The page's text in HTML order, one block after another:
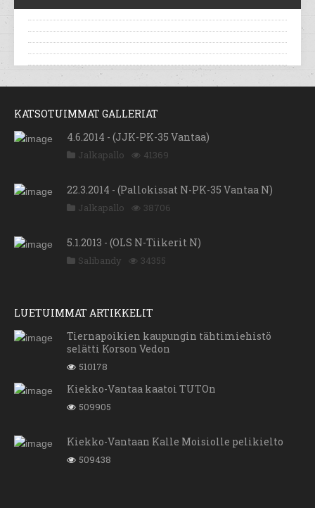
KATSOTUIMMAT GALLERIAT
4.6.2014 - (JJK-PK-35 Vantaa)
Jalkapallo 41369
22.3.2014 - (Pallokissat N-PK-35 Vantaa N)
Jalkapallo 38706
5.1.2013 - (OLS N-Tiikerit N)
Salibandy 34355
LUETUIMMAT ARTIKKELIT
Tiernapoikien kaupungin tähtimiehistö
selätti Korson Vedon
510178
Kiekko-Vantaa kaatoi TUTOn
509905
Kiekko-Vantaan Kalle Moisiolle pelikielto
509438